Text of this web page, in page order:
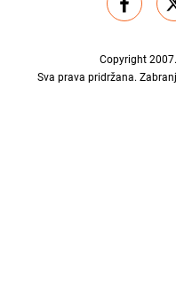
Copyright
Sva prava pridržana.